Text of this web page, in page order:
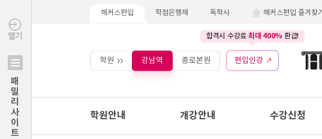
열기
패밀리사이트
해커스편입 학점은행제 독학사 해커스편입 즐겨찾기
합격시 수강료 최대 400% 환급!
학원 강남역 종로본원 편입인강
학원안내 개강안내 수강신청